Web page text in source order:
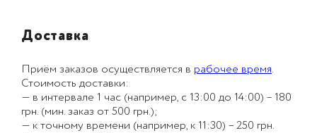
Доставка
Приём заказов осуществляется в рабочее время.
Стоимость доставки:
— в интервале 1 час (например, с 13:00 до 14:00) – 180
грн. (мин. заказ от 500 грн.);
— к точному времени (например, к 11:30) – 250 грн.